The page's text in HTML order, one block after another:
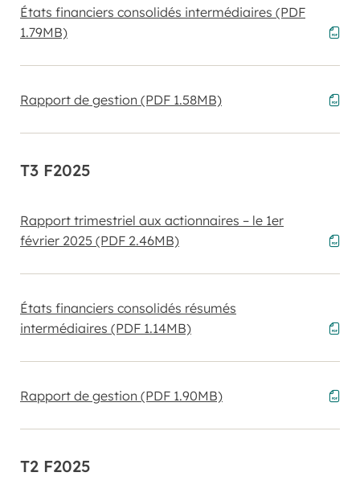
États financiers consolidés intermédiaires (PDF
1.79MB)
Rapport de gestion (PDF 1.58MB)
T3 F2025
Rapport trimestriel aux actionnaires – le 1er
février 2025 (PDF 2.46MB)
États financiers consolidés résumés
intermédiaires (PDF 1.14MB)
Rapport de gestion (PDF 1.90MB)
T2 F2025